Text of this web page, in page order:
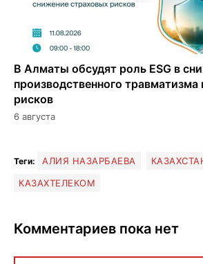
В Алматы обсудят роль ESG в
производственного
рисков
6 августа
Теги: АЛИЯ НАЗАРБАЕВА
КАЗАХТЕЛЕКОМ
Комментариев пока нет